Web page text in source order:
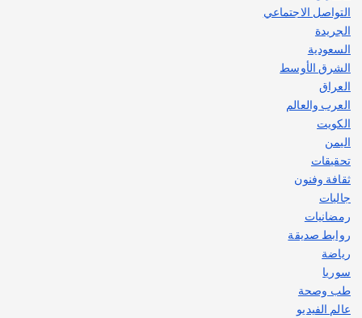
التواصل الاجتماعي
الجريدة
السعودية
الشرق الأوسط
العراق
العرب والعالم
الكويت
اليمن
تحقيقات
ثقافة وفنون
جاليات
رمضانيات
روابط صديقة
رياضة
سوريا
طب وصحة
عالم الفيديو